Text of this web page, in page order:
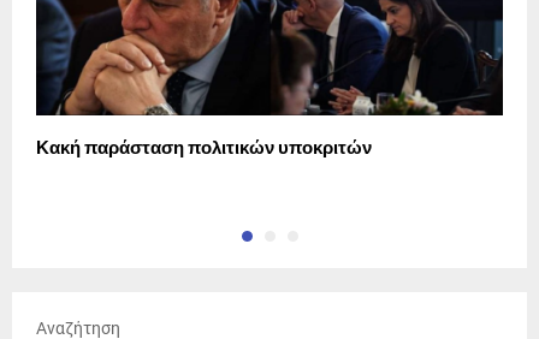
Κακή παράσταση πολιτικών υποκριτών
Αναζήτηση